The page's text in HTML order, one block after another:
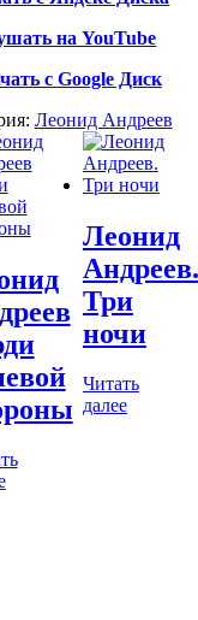
на YouTube
с Google Диск
Леонид Андреев
Леонид
Андреев.
Три
ночи
Читать
далее